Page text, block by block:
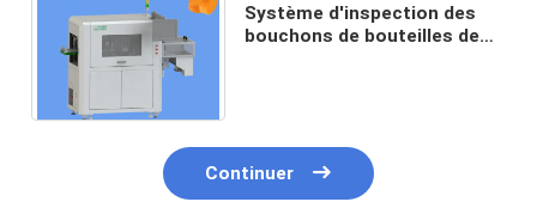
Système d'inspection des
bouchons de bouteilles de
Continuer